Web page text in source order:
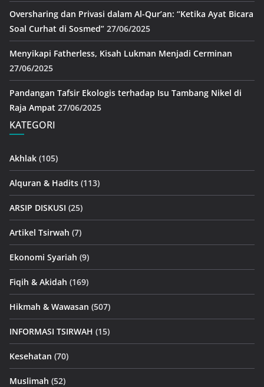
Oversharing dan Privasi dalam Al-Qur’an: “Ketika Ayat Bicara
Soal Curhat di Sosmed” 27/06/2025
Menyikapi Fatherless, Kisah Lukman Menjadi Cerminan
27/06/2025
Pandangan Tafsir Ekologis terhadap Isu Tambang Nikel di
Raja Ampat 27/06/2025
KATEGORI
Akhlak (105)
Alquran & Hadits (113)
ARSIP DISKUSI (25)
Artikel Tsirwah (7)
Ekonomi Syariah (9)
Fiqih & Akidah (169)
Hikmah & Wawasan (507)
INFORMASI TSIRWAH (15)
Kesehatan (70)
Muslimah (52)